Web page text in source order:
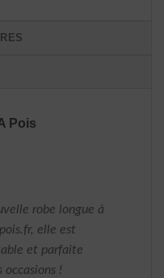
Pois
robe longue à
elle est
et parfaite
occasions !